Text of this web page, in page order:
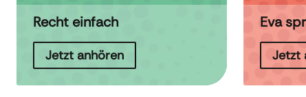
Recht einfach
Jetzt anhören
Eva
Jetzt